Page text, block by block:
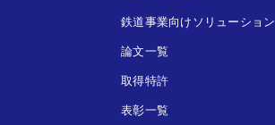
鉄道事業向けソリューション
論文一覧
取得特許
表彰一覧